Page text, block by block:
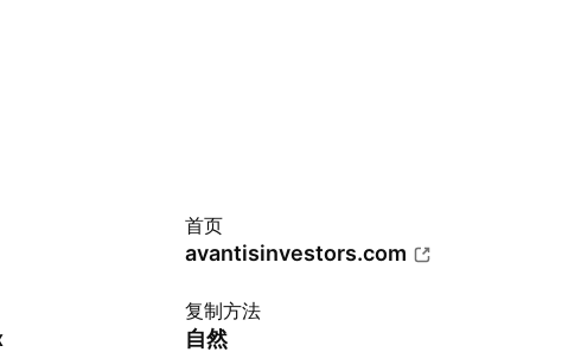
首页
avantisinvestors.com
复制方法
自然